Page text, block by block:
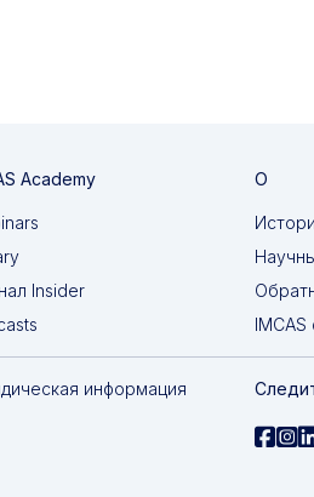
Academy
Insider
О
IMCAS
информация